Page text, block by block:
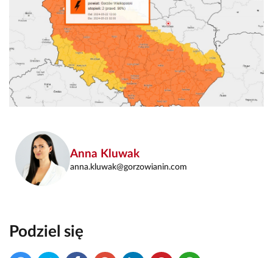
Anna Kluwak
anna.kluwak@gorzowianin.com
Podziel się